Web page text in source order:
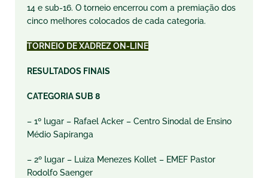
14 e sub-16. O torneio encerrou com a premiação dos
cinco melhores colocados de cada categoria.
TORNEIO DE XADREZ ON-LINE
RESULTADOS FINAIS
CATEGORIA SUB 8
– 1º lugar – Rafael Acker – Centro Sinodal de Ensino
Médio Sapiranga
– 2º lugar – Luiza Menezes Kollet – EMEF Pastor
Rodolfo Saenger